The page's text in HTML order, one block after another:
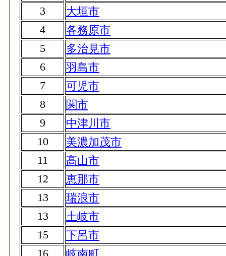
3
大垣市
4
各務原市
5
多治見市
6
羽島市
7
可児市
8
関市
9
中津川市
10
美濃加茂市
11
高山市
12
恵那市
13
瑞浪市
13
土岐市
15
下呂市
16